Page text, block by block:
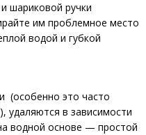
шариковой ручки
им проблемное место
водой и губкой
(особенно это часто
удаляются в зависимости
водной основе — простой